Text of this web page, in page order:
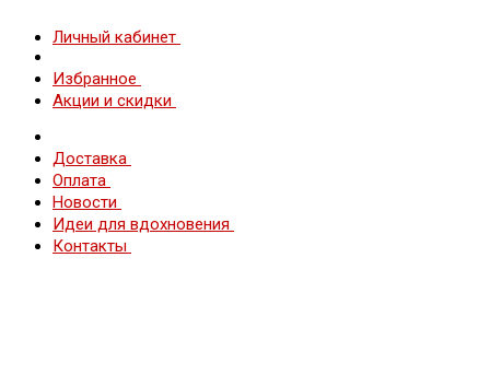
Личный кабинет
Избранное
Акции и скидки
Доставка
Оплата
Новости
Идеи для вдохновения
Контакты